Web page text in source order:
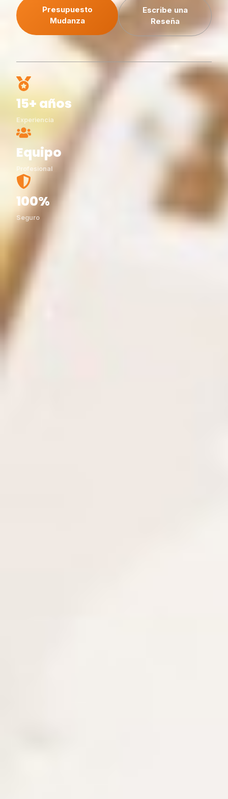
Presupuesto
Mudanza
Escribe una
Reseña
15+ años
Experiencia
Equipo
Profesional
100%
Seguro